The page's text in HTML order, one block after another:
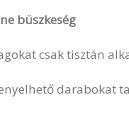
büszkeség
csak tisztán
darabokat